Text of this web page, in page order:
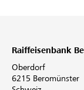
Raiffeisenbank
Oberdorf
6215 Beromünster